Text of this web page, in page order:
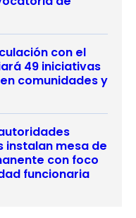
con el
49 iniciativas
comunidades y
instalan mesa de
con foco
funcionaria